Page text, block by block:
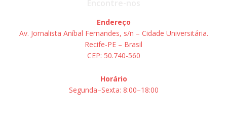
Endereço
Av. Jornalista Aníbal Fernandes, s/n – Cidade Universitária.
Recife-PE – Brasil
CEP: 50.740-560
Horário
Segunda–Sexta: 8:00–18:00